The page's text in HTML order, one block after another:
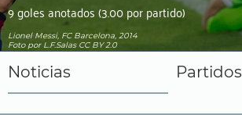
9 goles anotados (3.00 por partido)
Lionel Messi, FC Barcelona, 2014
Fotopor L.F.Salas CC BY 2.0
Noticias Partidos